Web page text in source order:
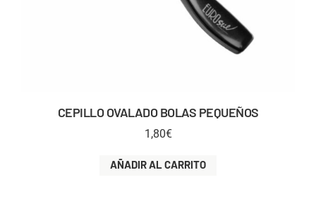
CEPILLO OVALADO BOLAS PEQUEÑOS
1,80€
AÑADIR AL CARRITO